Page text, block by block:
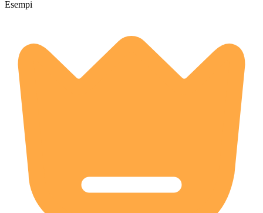
Esempi